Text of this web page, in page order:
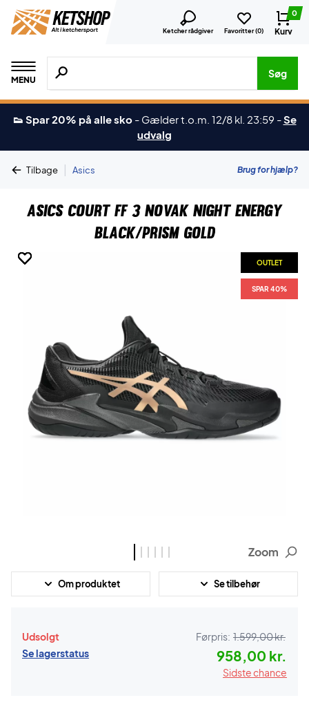
Ketcher rådgiver Favoritter (0)
0
Kurv
MENU
Søg efter produkter, mærker etc.
Søg
👟 Spar 20% på alle sko - Gælder t.o.m. 12/8 kl. 23:59 -Se
udvalg
Tilbage | Asics Brug for hjælp?
Asics Court FF 3 Novak Night Energy
Black/Prism Gold
OUTLET
SPAR 40%
OUTLET
SPAR 40%
OUTLET
SPAR 40%
OUTLET
SPAR 40%
OUTLET
SPAR 40%
OUTLET
SPAR 40%
Zoom
Om produktet Se tilbehør
Udsolgt
Se lagerstatus
Førpris: 1.599,00 kr.
958,00 kr.
Sidste chance